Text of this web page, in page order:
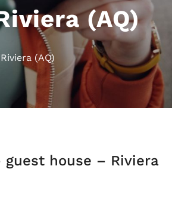
(AQ)
(AQ)
guest house – Riviera